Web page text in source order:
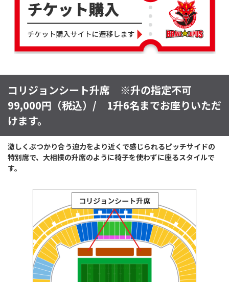
コリジョンシート升席 ※升の指定不可
99,000円（税込）/ 1升6名までお座りいただ
けます。
激しくぶつかり合う迫力をより近くで感じられるピッチサイドの
特別席で、大相撲の升席のように椅子を使わずに座るスタイルで
す。